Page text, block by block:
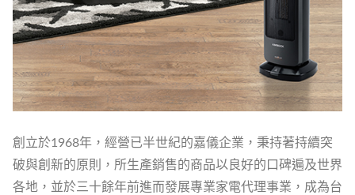
創立於1968年，經營已半世紀的嘉儀企業，秉持著持續突
破與創新的原則，所生產銷售的商品以良好的口碑遍及世界
各地，並於三十餘年前進而發展專業家電代理事業，成為台